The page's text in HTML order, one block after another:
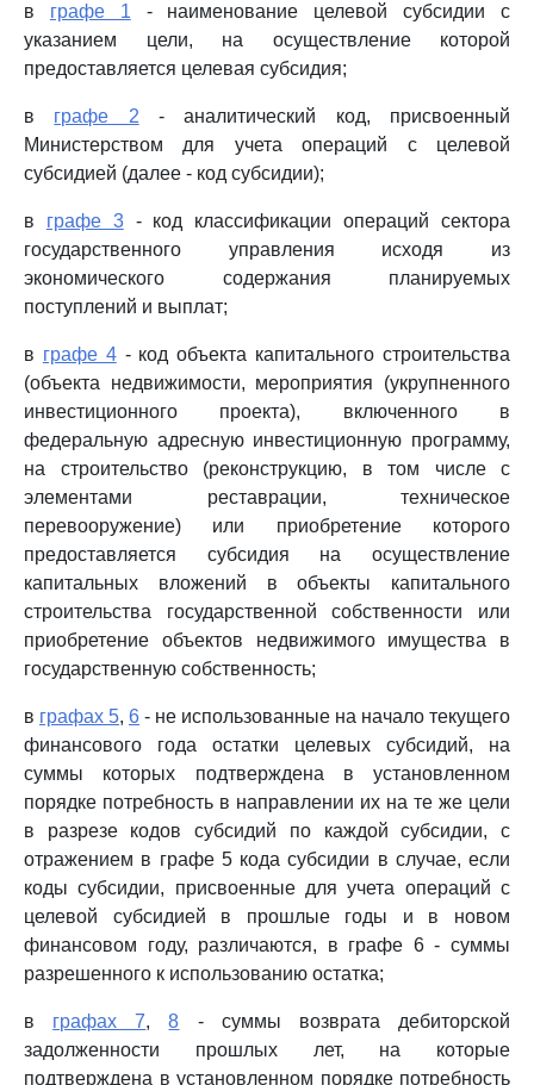
в графе 1 - наименование целевой субсидии с
указанием цели, на осуществление которой
предоставляется целевая субсидия;
в графе 2 - аналитический код, присвоенный
Министерством для учета операций с целевой
субсидией (далее - код субсидии);
в графе 3- код классификации операций сектора
государственного управления исходя из
экономического содержания планируемых
поступлений и выплат;
в графе 4- код объекта капитального строительства
(объекта недвижимости, мероприятия (укрупненного
инвестиционного проекта), включенного в
федеральную адресную инвестиционную программу,
на строительство (реконструкцию, в том числе с
элементами реставрации, техническое
перевооружение) или приобретение которого
предоставляется субсидия на осуществление
капитальных вложений в объекты капитального
строительства государственной собственности или
приобретение объектов недвижимого имущества в
государственную собственность;
в графах 5, 6 - не использованные на начало текущего
финансового года остатки целевых субсидий, на
суммы которых подтверждена в установленном
порядке потребность в направлении их на те же цели
в разрезе кодов субсидий по каждой субсидии, с
отражением в графе 5 кода субсидии в случае, если
коды субсидии, присвоенные для учета операций с
целевой субсидией в прошлые годы и в новом
финансовом году, различаются, в графе 6 - суммы
разрешенного к использованию остатка;
в графах 7,8 - суммы возврата дебиторской
задолженности прошлых лет, на которые
подтверждена в установленном порядке потребность